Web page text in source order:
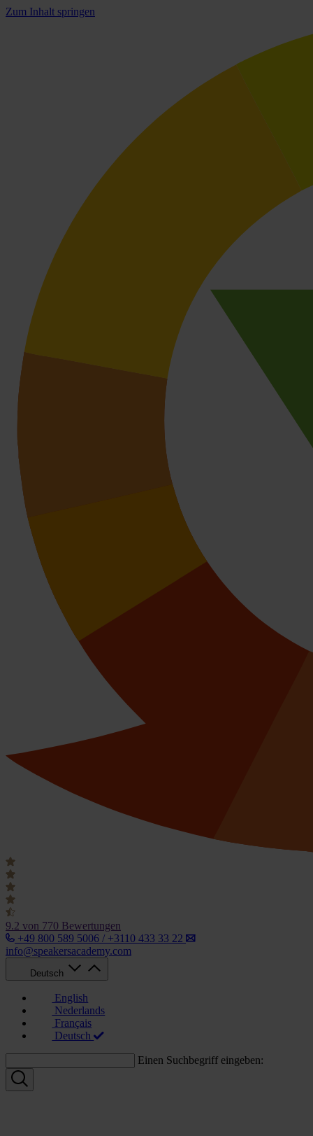
Zum Inhalt springen
9.2 von 770 Bewertungen
+49 800 589 5006 / +3110 433 33 22
info@speakersacademy.com
Deutsch
English
Nederlands
Français
Deutsch
Einen Suchbegriff eingeben: